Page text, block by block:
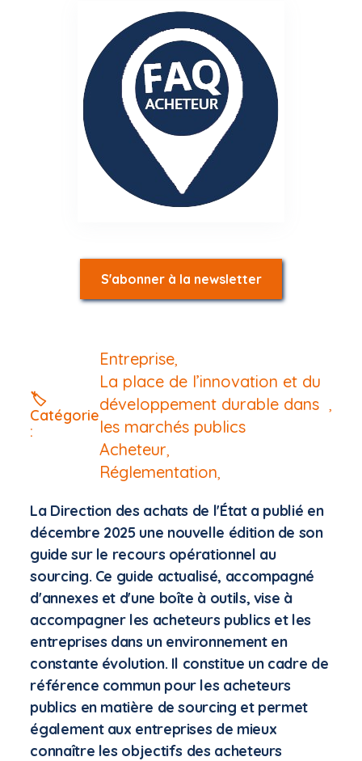
🏷️
Catégorie
:
Entreprise,
La place de l’innovation et du
développement durable dans
les marchés publics
,
Acheteur,
Réglementation,
La Direction des achats de l'État a publié en
décembre 2025 une nouvelle édition de son
guide sur le recours opérationnel au
sourcing. Ce guide actualisé, accompagné
d'annexes et d'une boîte à outils, vise à
accompagner les acheteurs publics et les
entreprises dans un environnement en
constante évolution. Il constitue un cadre de
référence commun pour les acheteurs
publics en matière de sourcing et permet
également aux entreprises de mieux
connaître les objectifs des acheteurs
S'abonner à la newsletter